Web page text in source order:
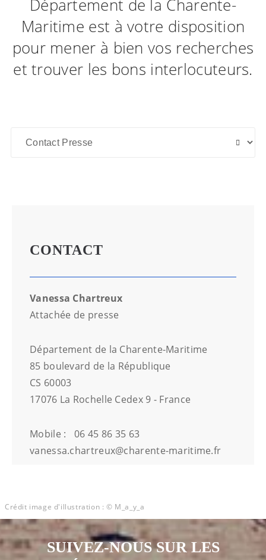
Département de la Charente-
Maritime est à votre disposition
pour mener à bien vos recherches
et trouver les bons interlocuteurs.
CONTACT
Vanessa Chartreux
Attachée de presse
Département de la Charente-Maritime
85 boulevard de la République
CS 60003
17076 La Rochelle Cedex 9 - France
Mobile :
06 45 86 35 63
vanessa.chartreux@charente-maritime.fr
Crédit image d'illustration : © M_a_y_a
SUIVEZ-NOUS SUR LES